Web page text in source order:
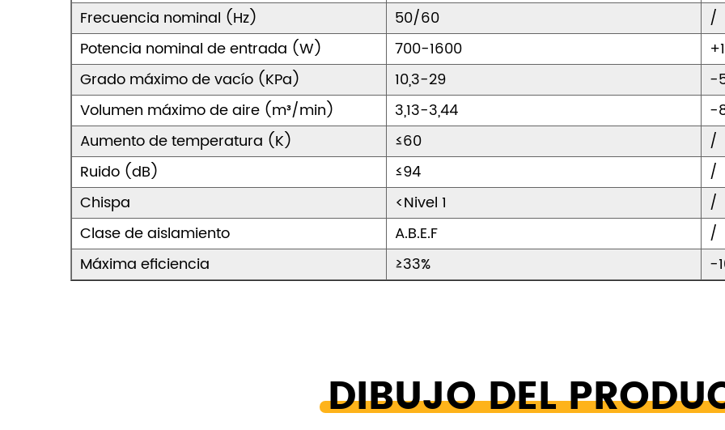
Frecuencia nominal (Hz)
50/60
/
Potencia nominal de entrada (W)
700-1600
Grado máximo de vacío (KPa)
10,3-29
-
Volumen máximo de aire (m³/min)
3,13-3,44
-
Aumento de temperatura (K)
≤60
/
Ruido (dB)
≤94
/
Chispa
<Nivel 1
/
Clase de aislamiento
A.B.E.F
/
Máxima eficiencia
≥33% -
DIBUJO DEL